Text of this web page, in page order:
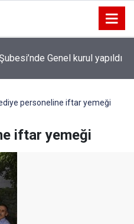
Genel kurul yapıldı
personeline iftar yemeği
iftar yemeği